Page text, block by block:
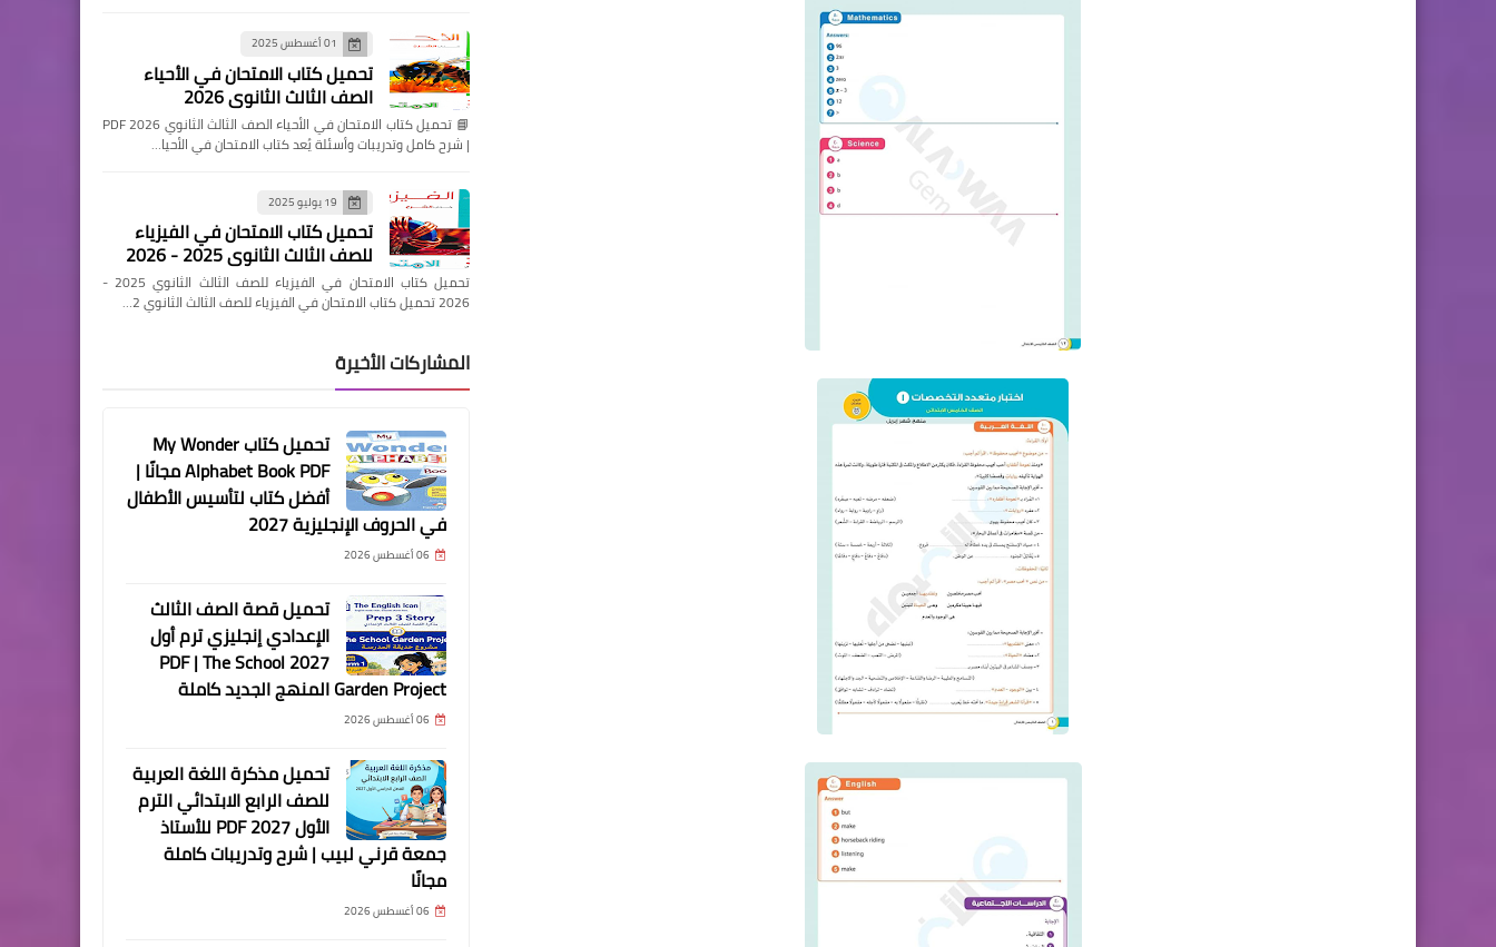
01 أغسطس 2025
تحميل كتاب الامتحان في الأحياء
الصف الثالث الثانوي 2026
📘 تحميل كتاب الامتحان في الأحياء الصف الثالث الثانوي 2026 PDF
| شرح كامل وتدريبات وأسئلة يُعد كتاب الامتحان في الأحيا…
19 يوليو 2025
تحميل كتاب الامتحان في الفيزياء
للصف الثالث الثانوي 2025 - 2026
تحميل كتاب الامتحان في الفيزياء للصف الثالث الثانوي 2025 -
2026 تحميل كتاب الامتحان في الفيزياء للصف الثالث الثانوي 2…
المشاركات الأخيرة
تحميل كتاب My Wonder
Alphabet Book PDF مجانًا |
أفضل كتاب لتأسيس الأطفال
في الحروف الإنجليزية 2027
06 أغسطس 2026
تحميل قصة الصف الثالث
الإعدادي إنجليزي ترم أول
2027 PDF | The School
Garden Project المنهج الجديد كاملة
06 أغسطس 2026
تحميل مذكرة اللغة العربية
للصف الرابع الابتدائي الترم
الأول 2027 PDF للأستاذ
جمعة قرني لبيب | شرح وتدريبات كاملة
مجانًا
06 أغسطس 2026